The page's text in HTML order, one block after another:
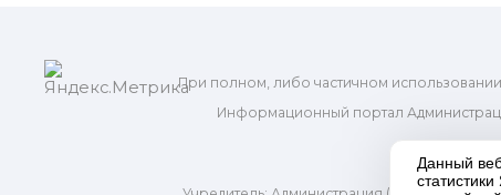
При полном, либо частичном
Информационный портал
Данный